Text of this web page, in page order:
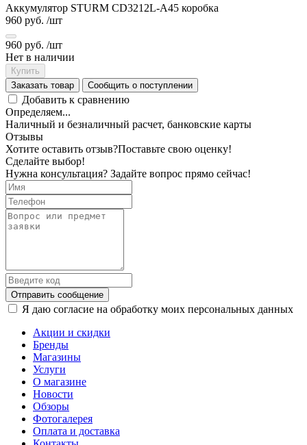
Аккумулятор STURM CD3212L-А45 коробка
960 руб. /шт
960 руб. /шт
Нет в наличии
Купить
Заказать товар
Сообщить о поступлении
Добавить к сравнению
Определяем...
Наличный и безналичный расчет, банковские карты
Отзывы
Хотите оставить отзыв?Поставьте свою оценку!
Сделайте выбор!
Нужна консультация? Задайте вопрос прямо сейчас!
Отправить сообщение
Я даю согласие на обработку моих персональных данных
Акции и скидки
Бренды
Магазины
Услуги
О магазине
Новости
Обзоры
Фотогалерея
Оплата и доставка